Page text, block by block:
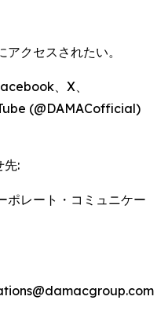
アクセスされたい。
、X、
(@DAMACofficial)
先:
ポレート・コミュニケー